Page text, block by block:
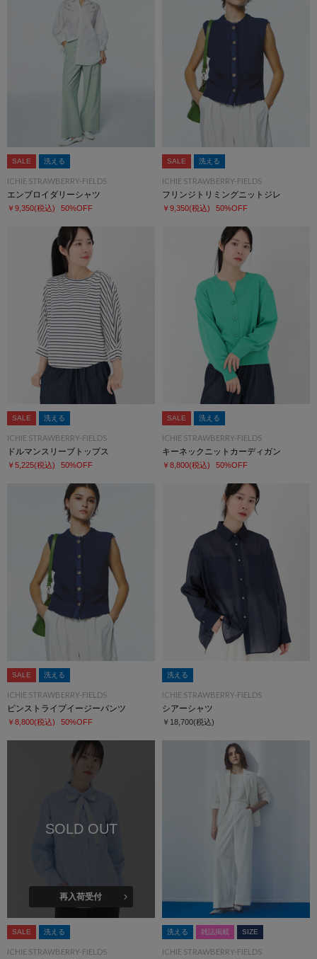
SALE 洗える
ICHIE STRAWBERRY-FIELDS
エンブロイダリーシャツ
￥9,350(税込) 50%OFF
SALE 洗える
ICHIE STRAWBERRY-FIELDS
フリンジトリミングニットジレ
￥9,350(税込) 50%OFF
SALE 洗える
ICHIE STRAWBERRY-FIELDS
ドルマンスリーブトップス
￥5,225(税込) 50%OFF
SALE 洗える
ICHIE STRAWBERRY-FIELDS
キーネックニットカーディガン
￥8,800(税込) 50%OFF
SALE 洗える
ICHIE STRAWBERRY-FIELDS
ピンストライプイージーパンツ
￥8,800(税込) 50%OFF
洗える
ICHIE STRAWBERRY-FIELDS
シアーシャツ
￥18,700(税込)
SOLD OUT
再入荷受付
SALE 洗える
ICHIE STRAWBERRY-FIELDS
洗える 雑誌掲載 SIZE
ICHIE STRAWBERRY-FIELDS